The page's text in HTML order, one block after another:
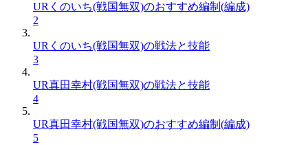
URくのいち(戦国無双)のおすすめ編制(編成)
2
URくのいち(戦国無双)の戦法と技能
3
UR真田幸村(戦国無双)の戦法と技能
4
UR真田幸村(戦国無双)のおすすめ編制(編成)
5